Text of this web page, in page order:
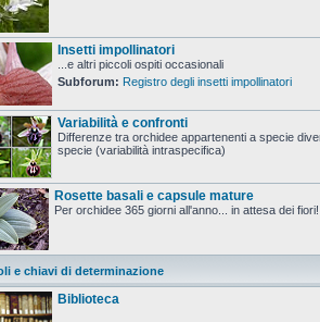
Insetti impollinatori
...e altri piccoli ospiti occasionali
Subforum: Registro degli insetti impollinatori
Variabilità e confronti
Differenze tra orchidee appartenenti a specie
specie (variabilità intraspecifica)
Rosette basali e capsule mature
Per orchidee 365 giorni all'anno... in attesa dei fiori!
e chiavi di determinazione
Biblioteca